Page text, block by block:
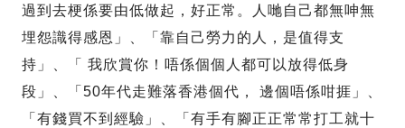
過到去梗係要由低做起，好正常。人哋自己都無呻無
埋怨識得感恩」、「靠自己勞力的人，是值得支
持」、「 我欣賞你！唔係個個人都可以放得低身
段」、「50年代走難落香港個代， 邊個唔係咁捱」、
「有錢買不到經驗」、「有手有腳正正常常打工就十